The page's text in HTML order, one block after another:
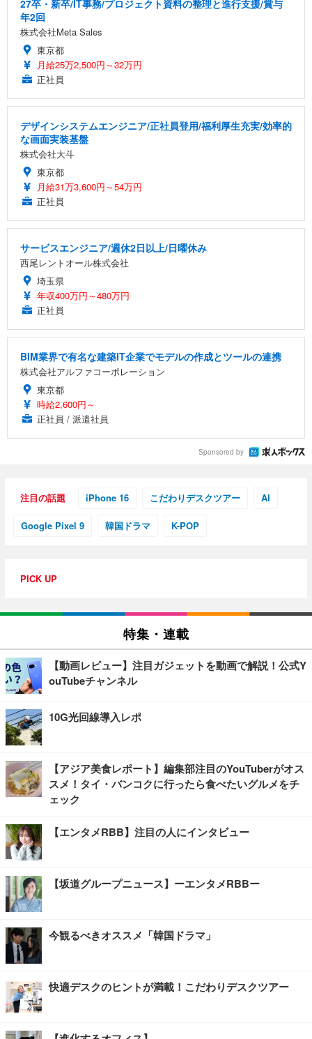
27卒・新卒/IT事務/プロジェクト資料の整理と進行支援/賞与
年2回
株式会社Meta Sales
東京都
月給25万2,500円～32万円
正社員
デザインシステムエンジニア/正社員登用/福利厚生充実/効率的
な画面実装基盤
株式会社大斗
東京都
月給31万3,600円～54万円
正社員
サービスエンジニア/週休2日以上/日曜休み
西尾レントオール株式会社
埼玉県
年収400万円～480万円
正社員
BIM業界で有名な建築IT企業でモデルの作成とツールの連携
株式会社アルファコーポレーション
東京都
時給2,600円～
正社員 / 派遣社員
Sponsored by
注目の話題 iPhone 16 こだわりデスクツアー AI
Google Pixel 9 韓国ドラマ K-POP
PICK UP
特集・連載
【動画レビュー】注目ガジェットを動画で解説！公式Y
ouTubeチャンネル
10G光回線導入レポ
【アジア美食レポート】編集部注目のYouTuberがオス
スメ！タイ・バンコクに行ったら食べたいグルメをチ
ェック
【エンタメRBB】注目の人にインタビュー
【坂道グループニュース】ーエンタメRBBー
今観るべきオススメ「韓国ドラマ」
快適デスクのヒントが満載！こだわりデスクツアー